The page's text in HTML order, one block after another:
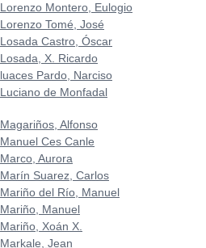
Lorenzo Montero, Eulogio
Lorenzo Tomé, José
Losada Castro, Óscar
Losada, X. Ricardo
luaces Pardo, Narciso
Luciano de Monfadal
Magariños, Alfonso
Manuel Ces Canle
Marco, Aurora
Marín Suarez, Carlos
Mariño del Río, Manuel
Mariño, Manuel
Mariño, Xoán X.
Markale, Jean